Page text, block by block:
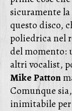
sicuramente
questo disco,
poliedrica nel
del momento:
altri vocalist,
MikePatton
Comunque
inimitabile